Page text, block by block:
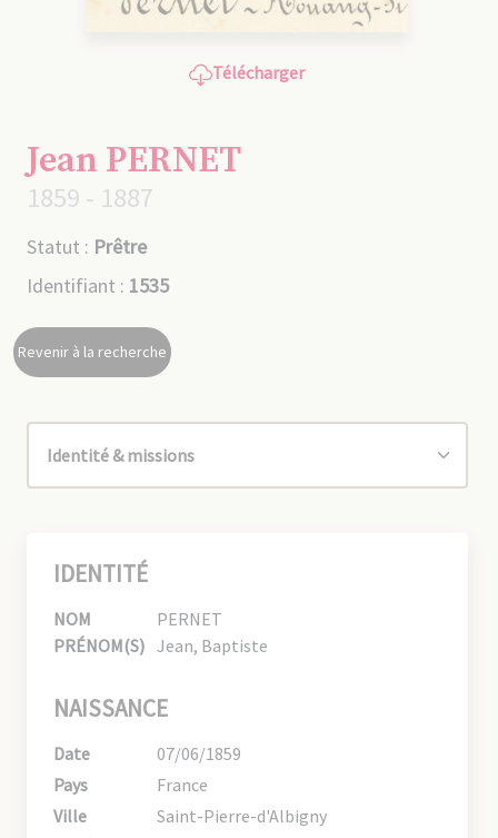
Télécharger
Jean PERNET
1859 - 1887
Statut : Prêtre
Identifiant : 1535
Revenir à la recherche
IDENTITÉ
NOM
PERNET
PRÉNOM(S) Jean, Baptiste
NAISSANCE
Date
07/06/1859
Pays
France
Ville
Saint-Pierre-d'Albigny